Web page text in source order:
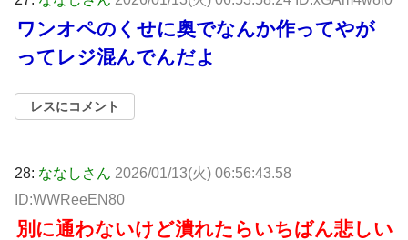
ワンオペのくせに奥でなんか作ってやが
ってレジ混んでんだよ
レスにコメント
28: ななしさん 2026/01/13(火) 06:56:43.58
ID:WWReeEN80
別に通わないけど潰れたらいちばん悲しい